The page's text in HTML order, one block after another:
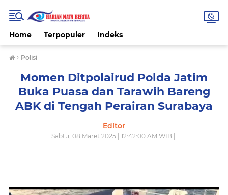
Home Terpopuler Indeks
› Polisi
Momen Ditpolairud Polda Jatim
Buka Puasa dan Tarawih Bareng
ABK di Tengah Perairan Surabaya
Editor
Sabtu, 08 Maret 2025 | 12:42:00 AM WIB |